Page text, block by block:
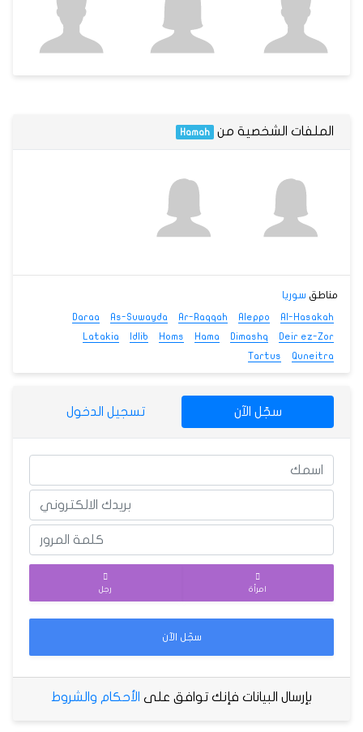
الملفات الشخصية من Hamah
مناطق سوريا
Al-Hasakah
Aleppo
Ar-Raqqah
As-Suwayda
Daraa
Deir ez-Zor
Dimashq
Hama
Homs
Idlib
Latakia
Quneitra
Tartus
سجّل الآن تسجيل الدخول
امرأة رجل
سجّل الآن
بإرسال البيانات فإنك توافق على الأحكام والشروط